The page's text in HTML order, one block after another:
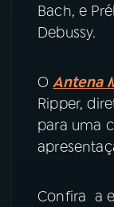
ACOMPANHE A
Instagram
TikTok
Bach, e
Debussy.
OAntena
Ripper,
para uma
Confira a